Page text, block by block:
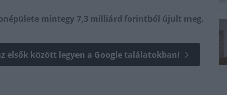
mintegy 7,3 milliárd forintból újult meg.
elsők között legyen a Google találatokban!